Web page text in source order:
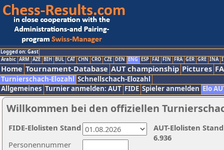
Logged on: Gast
Arabic ARM AZE BIH BUL CAT CHN CRO CZE DEN ENG ESP FAI FIN FRA GER GRE INA
Home Tournament-Database AUT championship Pictures
Turnierschach-Elozahl Schnellschach-Elozahl
Allgemeines Turnier anmelden: AUT FIDE Spieler anmelden Elo
Willkommen bei den offiziellen
Personennummer
AUT-Elolisten
6.936
FIDE-Elolisten Stand